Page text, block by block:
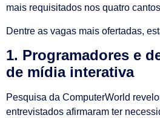
mais requisitados nos quatro
Dentre as vagas mais ofertadas,
1. Programadores e
de mídia interativa
Pesquisa da ComputerWorld
entrevistados afirmaram ter